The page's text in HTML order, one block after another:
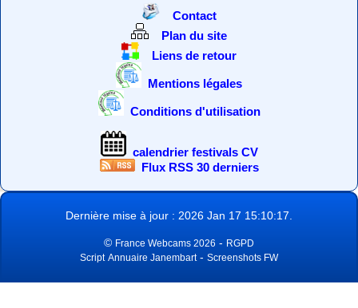
Contact
Plan du site
Liens de retour
Mentions légales
Conditions d'utilisation
calendrier festivals CV
Flux RSS 30 derniers
Dernière mise à jour : 2026 Jan 17 15:10:17.
© France Webcams 2026 - RGPD
Script Annuaire Janembart- Screenshots FW